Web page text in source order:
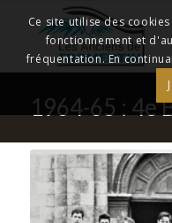
1964-65 : 4e
Ce site utilise des
fonctionnement et
fréquentation. En